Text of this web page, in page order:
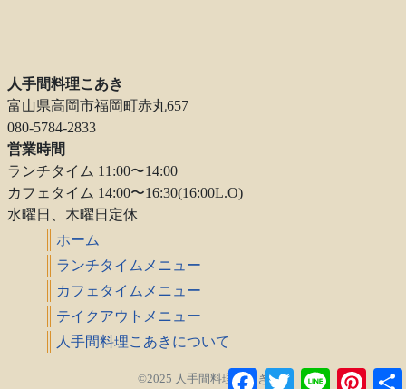
人手間料理こあき
富山県高岡市福岡町赤丸657
080-5784-2833
営業時間
ランチタイム 11:00〜14:00
カフェタイム 14:00〜16:30(16:00L.O)
水曜日、木曜日定休
ホーム
ランチタイムメニュー
カフェタイムメニュー
テイクアウトメニュー
人手間料理こあきについて
©2025 人手間料理こあきFacebookTwitter Line